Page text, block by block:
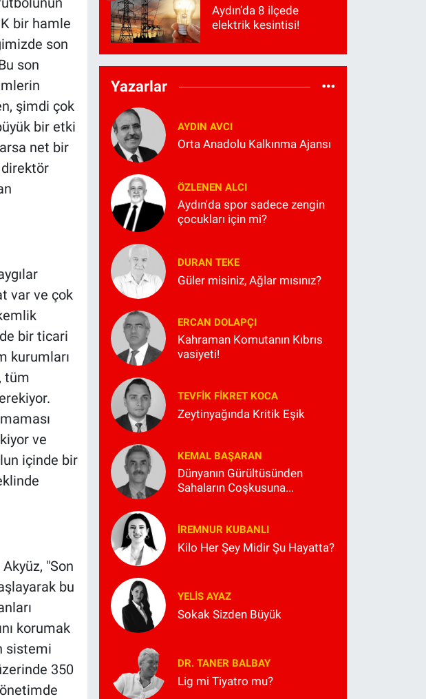
bir hamle
son
son
şimdi çok
bir etki
net bir
var ve çok
bir ticari
kurumları
tüm
ve
içinde bir
"Son
bu
korumak
sistemi
350
Aydın’da 8 ilçede
elektrik kesintisi!
Yazarlar
AYDIN AVCI
Orta Anadolu Kalkınma Ajansı
ÖZLENEN ALCI
Aydın'da spor sadece zengin
çocukları için mi?
DURAN TEKE
Güler misiniz, Ağlar mısınız?
ERCAN DOLAPÇI
Kahraman Komutanın Kıbrıs
vasiyeti!
TEVFIK FIKRET KOCA
Zeytinyağında Kritik Eşik
KEMAL BAŞARAN
Dünyanın Gürültüsünden
Sahaların Coşkusuna...
İREMNUR KUBANLI
Kilo Her Şey Midir Şu Hayatta?
YELIS AYAZ
Sokak Sizden Büyük
DR. TANER BALBAY
Lig mi Tiyatro mu?